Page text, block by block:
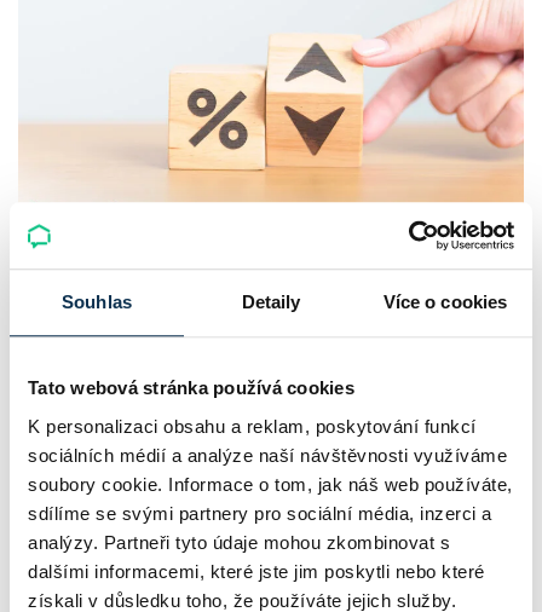
Souhlas Detaily Více o cookies
Tato webová stránka používá cookies
K personalizaci obsahu a reklam, poskytování funkcí
sociálních médií a analýze naší návštěvnosti využíváme
soubory cookie. Informace o tom, jak náš web používáte,
sdílíme se svými partnery pro sociální média, inzerci a
analýzy. Partneři tyto údaje mohou zkombinovat s
dalšími informacemi, které jste jim poskytli nebo které
získali v důsledku toho, že používáte jejich služby.
Srpnový Hypoindex 2026: hypotéky
zdražují už pátý měsíc v řadě
srpnového Swiss Life Hypoindexu vzrostla na 5,42 %, tedy
o 0,10 procentního bodu oproti červenci. Zároveň jde už o
pátý meziměsíční růst v…
Pavel Pohanka |aktualizováno: 10.08.2026
5 minut k přečtení